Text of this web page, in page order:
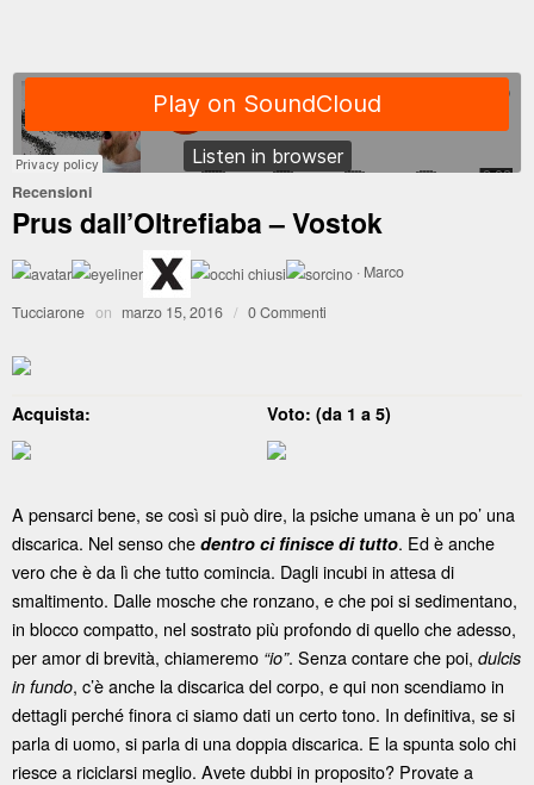
Recensioni
Prus dall’Oltrefiaba – Vostok
· Marco
Tucciarone on marzo 15, 2016 / 0 Commenti
Acquista: Voto: (da 1 a 5)
A pensarci bene, se così si può dire, la psiche umana è un po’ una
discarica. Nel senso che dentro ci finisce di tutto. Ed è anche
vero che è da lì che tutto comincia. Dagli incubi in attesa di
smaltimento. Dalle mosche che ronzano, e che poi si sedimentano,
in blocco compatto, nel sostrato più profondo di quello che adesso,
per amor di brevità, chiameremo “io”. Senza contare che poi, dulcis
in fundo, c’è anche la discarica del corpo, e qui non scendiamo in
dettagli perché finora ci siamo dati un certo tono. In definitiva, se si
parla di uomo, si parla di una doppia discarica. E la spunta solo chi
riesce a riciclarsi meglio. Avete dubbi in proposito? Provate a